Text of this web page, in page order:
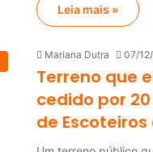
Leia mais »
Mariana Dutra 07/
Terreno que
cedido por
de